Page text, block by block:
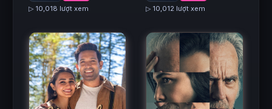
▷ 10,018 lượt xem ▷ 10,012 lượt xem